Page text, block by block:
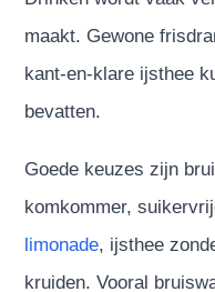
maakt. Gewone
kant-en-klare ijsthee
bevatten.
Goede keuzes zijn
komkommer,
limonade, ijsthee
kruiden. Vooral